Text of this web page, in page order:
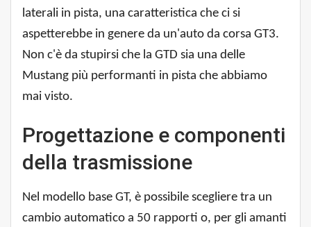
laterali in pista, una caratteristica che ci si
aspetterebbe in genere da un'auto da corsa GT3.
Non c'è da stupirsi che la GTD sia una delle
Mustang più performanti in pista che abbiamo
mai visto.
Progettazione e componenti
della trasmissione
Nel modello base GT, è possibile scegliere tra un
cambio automatico a 50 rapporti o, per gli amanti